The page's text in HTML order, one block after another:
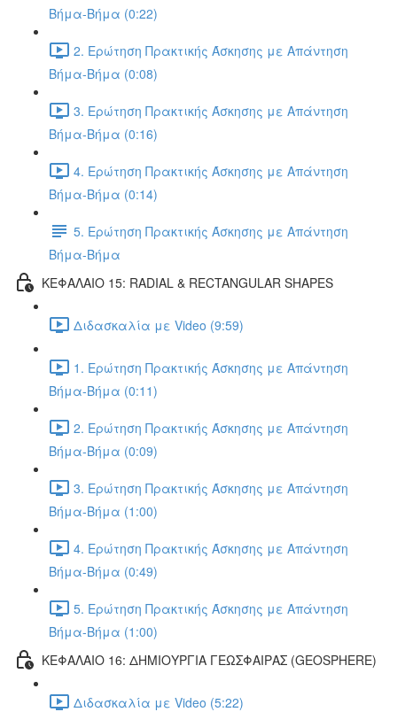
Βήμα-Βήμα (0:22)
2. Ερώτηση Πρακτικής Άσκησης με Απάντηση
Βήμα-Βήμα (0:08)
3. Ερώτηση Πρακτικής Άσκησης με Απάντηση
Βήμα-Βήμα (0:16)
4. Ερώτηση Πρακτικής Άσκησης με Απάντηση
Βήμα-Βήμα (0:14)
5. Ερώτηση Πρακτικής Άσκησης με Απάντηση
Βήμα-Βήμα
ΚΕΦΑΛΑΙΟ 15: RADIAL & RECTANGULAR SHAPES
Διδασκαλία με Video (9:59)
1. Ερώτηση Πρακτικής Άσκησης με Απάντηση
Βήμα-Βήμα (0:11)
2. Ερώτηση Πρακτικής Άσκησης με Απάντηση
Βήμα-Βήμα (0:09)
3. Ερώτηση Πρακτικής Άσκησης με Απάντηση
Βήμα-Βήμα (1:00)
4. Ερώτηση Πρακτικής Άσκησης με Απάντηση
Βήμα-Βήμα (0:49)
5. Ερώτηση Πρακτικής Άσκησης με Απάντηση
Βήμα-Βήμα (1:00)
ΚΕΦΑΛΑΙΟ 16: ΔΗΜΙΟΥΡΓΙΑ ΓΕΩΣΦΑΙΡΑΣ (GEOSPHERE)
Διδασκαλία με Video (5:22)